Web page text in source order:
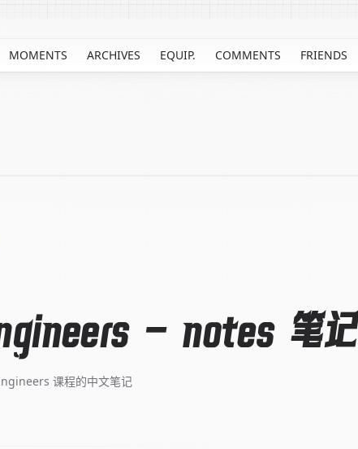
MOMENTS ARCHIVES EQUIP. COMMENTS FRIENDS
- notes 笔记
课程的中文笔记